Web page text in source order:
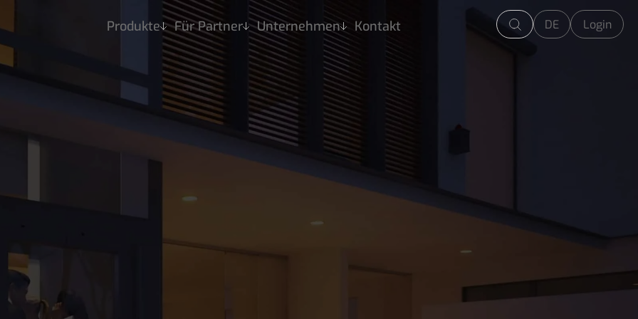
Produkte
Produkte
Über Hausaufzüge
SB200
GRB60
Für Partner Unternehmen Kontakt DE Login